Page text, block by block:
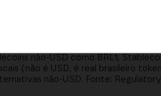
intermediária. Bernard Brites,
e reduz custos de transação de
em alguns países:
não-USD como BRL1,
(não é USD, é real brasileiro
não-USD. Fonte: